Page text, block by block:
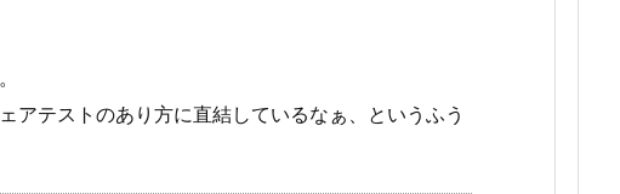
アテストのあり方に直結しているなぁ、というふう